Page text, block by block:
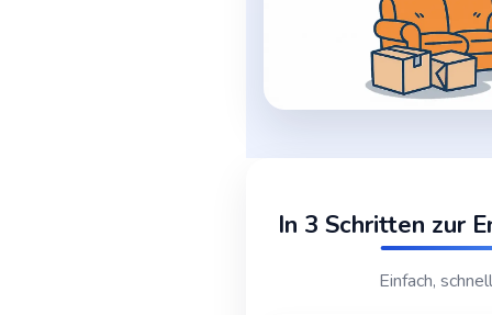
In 3 Schritten zur
Einfach,